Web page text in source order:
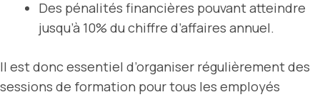
Des pénalités financières pouvant atteindre
jusqu’à 10% du chiffre d’affaires annuel.
Il est donc essentiel d’organiser régulièrement des
sessions de formation pour tous les employés